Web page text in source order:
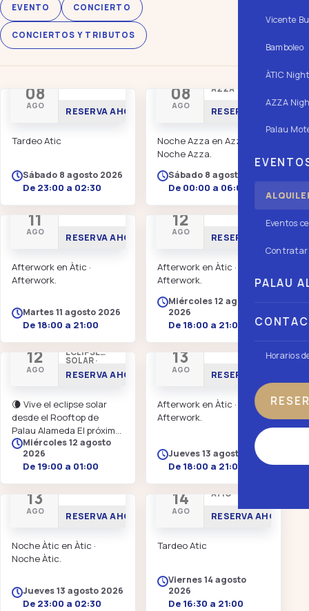
Vicente
Bamboleo
ÀTIC
AZZA
Palau
Eventos
Contratar
PALAU
Horarios
EVENTO CONCIERTO
CONCIERTOS Y TRIBUTOS
08
AGO RESERVA AHORA
Tardeo Atic
Sábado 8 agosto 2026
De 23:00 a 02:30
08
AGO
AZZA
RESERVA AHORA
Noche Azza en Azza ·
Noche Azza.
Sábado 8 agosto 2026
De 00:00 a 06:00
11
AGO
AFTERWORK
RESERVA AHORA
Afterwork en Àtic ·
Afterwork.
Martes 11 agosto 2026
De 18:00 a 21:00
12
AGO
AFTERWORK
RESERVA AHORA
Afterwork en Àtic ·
Afterwork.
Miércoles 12 agosto
2026
De 18:00 a 21:00
12
AGO
EXPERIENCIA
ECLIPSE
SOLAR ·
RESERVA AHORA
🌘 Vive el eclipse solar
desde el Rooftop de
Palau Alameda El próximo
12 de agosto, disfruta de
uno de los fenómenos
astronómicos más
esperados del año desde
un lugar privilegiado: el
Rooftop de Palau
Miércoles 12 agosto
2026
De 19:00 a 01:00
13
AGO
AFTERWORK
RESERVA AHORA
Afterwork en Àtic ·
Afterwork.
Jueves 13 agosto 2026
De 18:00 a 21:00
13
AGO
NOCHE ÀTIC
RESERVA AHORA
Noche Àtic en Àtic ·
Noche Àtic.
Jueves 13 agosto 2026
De 23:00 a 02:30
14
AGO
TARDEO EN
ÀTIC
RESERVA AHORA
Tardeo Atic
Viernes 14 agosto
2026
De 16:30 a 21:00